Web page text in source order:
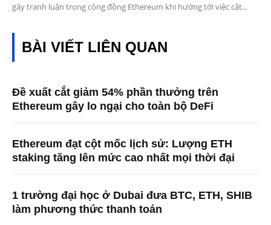
gây tranh luận trong cộng đồng Ethereum khi hướng tới việc cắt...
BÀI VIẾT LIÊN QUAN
Đề xuất cắt giảm 54% phần thưởng trên
Ethereum gây lo ngại cho toàn bộ DeFi
Ethereum đạt cột mốc lịch sử: Lượng ETH
staking tăng lên mức cao nhất mọi thời đại
1 trường đại học ở Dubai đưa BTC, ETH, SHIB
làm phương thức thanh toán